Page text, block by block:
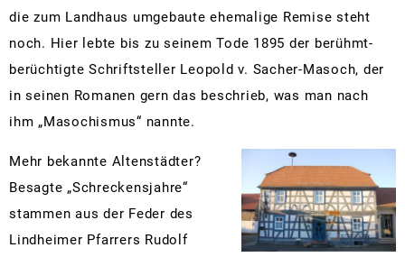
die zum Landhaus umgebaute ehemalige Remise steht
noch. Hier lebte bis zu seinem Tode 1895 der berühmt-
berüchtigte Schriftsteller Leopold v. Sacher-Masoch, der
in seinen Romanen gern das beschrieb, was man nach
ihm „Masochismus“ nannte.
Mehr bekannte Altenstädter?
Besagte „Schreckensjahre“
stammen aus der Feder des
Lindheimer Pfarrers Rudolf